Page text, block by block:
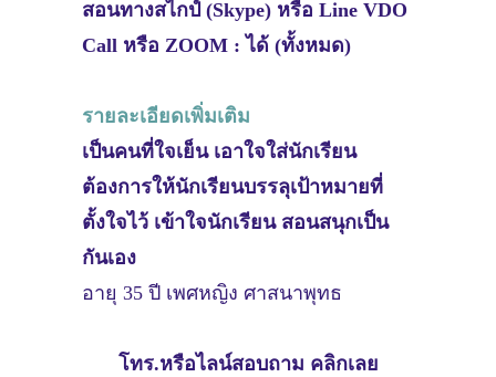
สอนทางสไกป์ (Skype) หรือ Line VDO
Call หรือ ZOOM : ได้ (ทั้งหมด)
รายละเอียดเพิ่มเติม
เป็นคนที่ใจเย็น เอาใจใส่นักเรียน
ต้องการให้นักเรียนบรรลุเป้าหมายที่
ตั้งใจไว้ เข้าใจนักเรียน สอนสนุกเป็น
กันเอง
อายุ 35 ปี เพศหญิง ศาสนาพุทธ
โทร.หรือไลน์สอบถาม คลิกเลย